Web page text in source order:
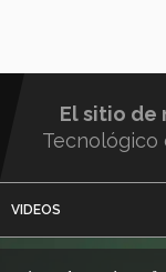
El sitio de
VIDEOS